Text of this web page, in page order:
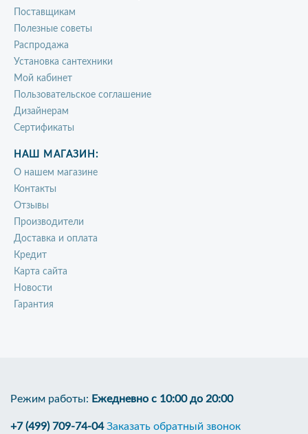
Поставщикам
Полезные советы
Распродажа
Установка сантехники
Мой кабинет
Пользовательское соглашение
Дизайнерам
Сертификаты
НАШ МАГАЗИН:
О нашем магазине
Контакты
Отзывы
Производители
Доставка и оплата
Кредит
Карта сайта
Новости
Гарантия
Режим работы: Ежедневно с 10:00 до 20:00
+7 (499) 709-74-04 Заказать обратный звонок